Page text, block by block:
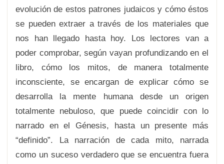
evolución de estos patrones judaicos y cómo éstos
se pueden extraer a través de los materiales que
nos han llegado hasta hoy. Los lectores van a
poder comprobar, según vayan profundizando en el
libro, cómo los mitos, de manera totalmente
inconsciente, se encargan de explicar cómo se
desarrolla la mente humana desde un origen
totalmente nebuloso, que puede coincidir con lo
narrado en el Génesis, hasta un presente más
“definido”. La narración de cada mito, narrada
como un suceso verdadero que se encuentra fuera